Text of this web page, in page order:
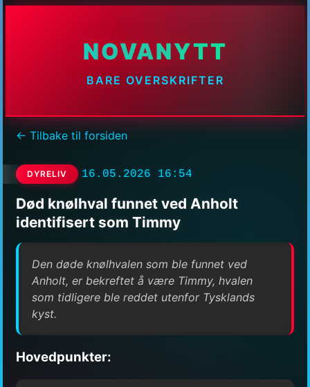
NOVANYTT
BARE OVERSKRIFTER
← Tilbake til forsiden
DYRELIV 16.05.2026 16:54
Død knølhval funnet ved Anholt
identifisert som Timmy
Den døde knølhvalen som ble funnet ved
Anholt, er bekreftet å være Timmy, hvalen
som tidligere ble reddet utenfor Tysklands
kyst.
Hovedpunkter: